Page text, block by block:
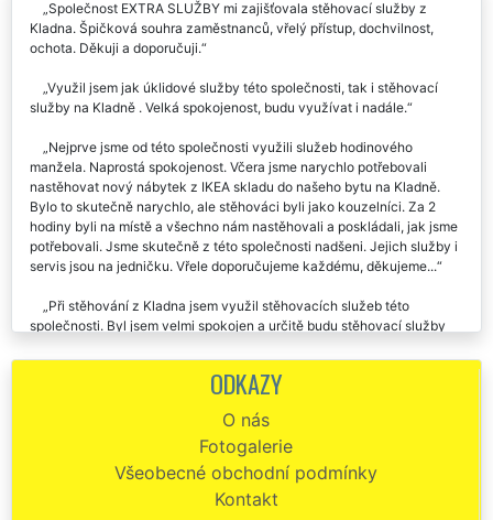
Společnost EXTRA SLUŽBY mi zajišťovala stěhovací služby z
Kladna. Špičková souhra zaměstnanců, vřelý přístup, dochvilnost,
Využil jsem jak úklidové služby této společnosti, tak i stěhovací
Nejprve jsme od této společnosti využili služeb hodinového
manžela. Naprostá spokojenost. Včera jsme narychlo potřebovali
nastěhovat nový nábytek z IKEA skladu do našeho bytu na Kladně.
Bylo to skutečně narychlo, ale stěhováci byli jako kouzelníci. Za 2
hodiny byli na místě a všechno nám nastěhovali a poskládali, jak jsme
potřebovali. Jsme skutečně z této společnosti nadšeni. Jejich služby i
Při stěhování z Kladna jsem využil stěhovacích služeb této
této společnosti Extra doporučovat i svým známým.
Parádní stěhovací služby z Kladna do Německa, rychlí, ochotní.
Naprosto kvalitní a spolehlivá stěhovací společnost z Kladna. Všem
ODKAZY
O nás
Fotogalerie
Všeobecné obchodní podmínky